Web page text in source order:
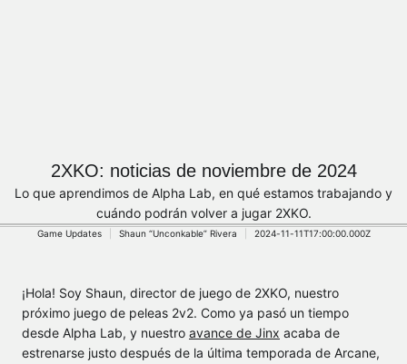
2XKO: noticias de noviembre de 2024
Lo que aprendimos de Alpha Lab, en qué estamos trabajando y
cuándo podrán volver a jugar 2XKO.
Game Updates Shaun “Unconkable” Rivera 2024-11-11T17:00:00.000Z
¡Hola! Soy Shaun, director de juego de 2XKO, nuestro
próximo juego de peleas 2v2. Como ya pasó un tiempo
desde Alpha Lab, y nuestro avance de Jinx acaba de
estrenarse justo después de la última temporada de Arcane,